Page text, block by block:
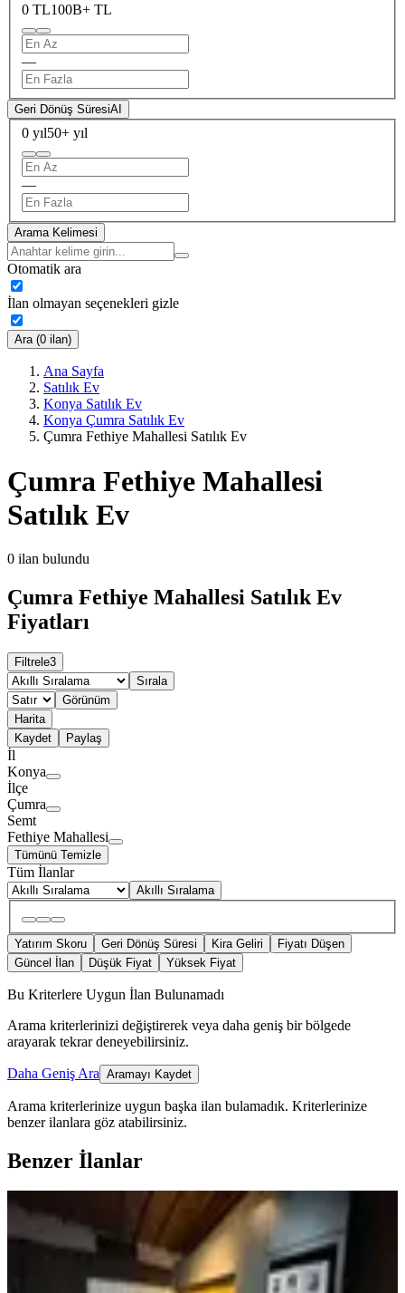
0 TL100B+ TL
—
Geri Dönüş SüresiAI
0 yıl50+ yıl
—
Arama Kelimesi
Otomatik ara
İlan olmayan seçenekleri gizle
Ara (0 ilan)
Ana Sayfa
Satılık Ev
Konya Satılık Ev
Konya Çumra Satılık Ev
Çumra Fethiye Mahallesi Satılık Ev
Çumra Fethiye Mahallesi
Satılık Ev
0 ilan bulundu
Çumra Fethiye Mahallesi Satılık Ev
Fiyatları
Filtrele3
Sırala
Görünüm
Harita
Kaydet
Paylaş
İl
Konya
İlçe
Çumra
Semt
Fethiye Mahallesi
Tümünü Temizle
Tüm İlanlar
Akıllı Sıralama
Yatırım Skoru Geri Dönüş Süresi Kira Geliri
Fiyatı Düşen
Güncel İlan
Düşük Fiyat Yüksek Fiyat
Bu Kriterlere Uygun İlan Bulunamadı
Arama kriterlerinizi değiştirerek veya daha geniş bir bölgede
arayarak tekrar deneyebilirsiniz.
Daha Geniş Ara Aramayı Kaydet
Arama kriterlerinize uygun başka ilan bulamadık. Kriterlerinize
benzer ilanlara göz atabilirsiniz.
Benzer İlanlar
Müstakil Bahçeli Şömineli 2+1 Satılık
Çiftlik Evi
Çumra, Dinlendik Mahallesi